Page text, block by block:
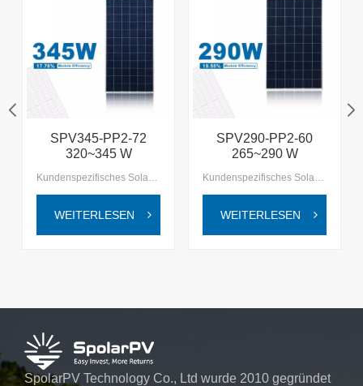
SPV345-PP2-72
320~345 W
Solarpanel
Kundenspezifisches Solarmodul: SpolarPV 345w SolarpanelErleben Sie die nächste Generation der Solartechnologie mit SpolarPV, wo Innovation auf Nachhaltigkeit für eine bessere, grünere Zukunft trifft.
WEITERLESEN
SPV290-PP2-60
265~290 W
Solarpanel
Kundenspezifisches Solarmodul: SpolarPV 290w SolarpanelErleben Sie die nächste Generation der Solartechnologie mit SpolarPV, wo Innovation auf Nachhaltigkeit für eine bessere, grünere Zukunft trifft.
WEITERLESEN
SpolarPV Technology Co., Ltd wurde 2010 gegründet